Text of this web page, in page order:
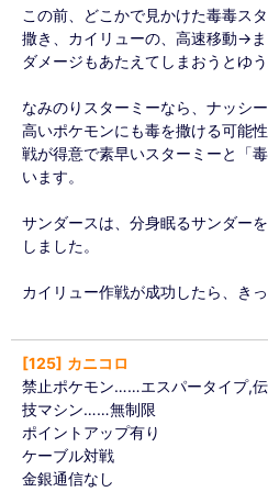
この前、どこかで見かけた毒毒ス
撒き、カイリューの、高速移動→
ダメージもあたえてしまおうとゆう
なみのりスターミーなら、ナッシ
高いポケモンにも毒を撒ける可能
戦が得意で素早いスターミーと「
います。
サンダースは、分身眠るサンダー
しました。
カイリュー作戦が成功したら、きっ
125
カニコロ
禁止ポケモン……エスパータイプ,
技マシン……無制限
ポイントアップ有り
ケーブル対戦
金銀通信なし